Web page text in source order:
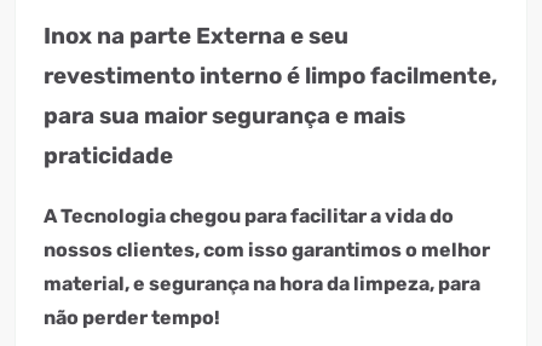
Inox na parte Externa e seu
revestimento interno é limpo facilmente,
para sua maior segurança e mais
praticidade
A Tecnologia chegou para facilitar a vida do
nossos clientes, com issogarantimos o melhor
material, e segurança na hora da limpeza, para
não perder tempo!